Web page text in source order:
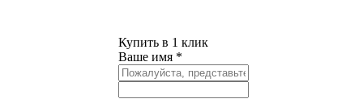
Купить в 1 клик
Ваше имя *